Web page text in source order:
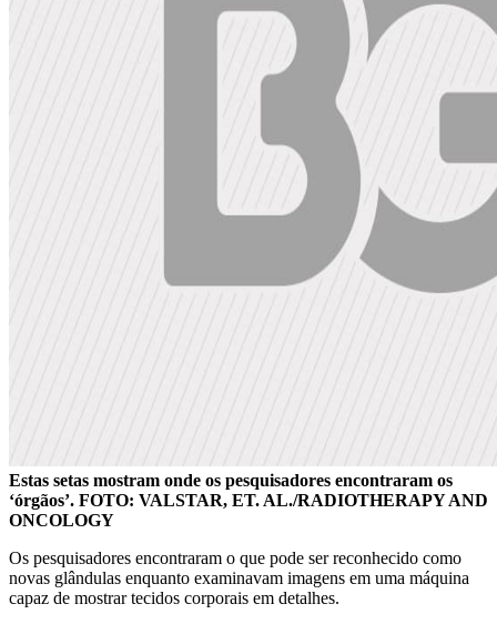
Estas setas mostram onde os pesquisadores encontraram os
‘órgãos’. FOTO: VALSTAR, ET. AL./RADIOTHERAPY AND
ONCOLOGY
Os pesquisadores encontraram o que pode ser reconhecido como
novas glândulas enquanto examinavam imagens em uma máquina
capaz de mostrar tecidos corporais em detalhes.